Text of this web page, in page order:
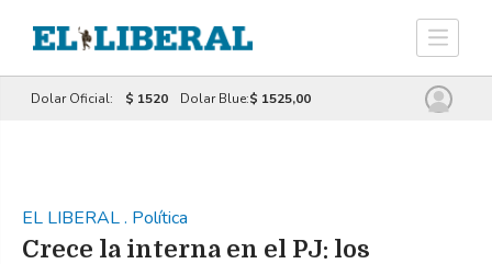
Dolar Oficial: $ 1520 Dolar Blue:$ 1525,00
EL LIBERAL. Política
Crece la interna en el PJ: los